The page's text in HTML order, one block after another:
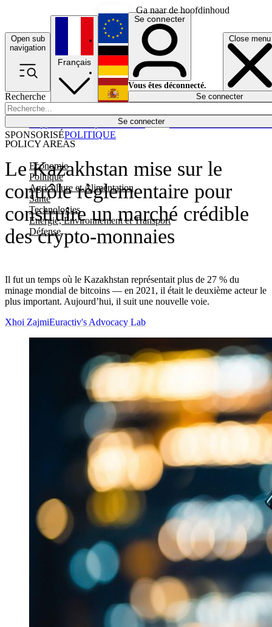
Ga naar de hoofdinhoud
Open sub
navigation
Close menu
Recherche
Se connecter
POLICY AREAS
Economie
Politique
Agriculture et Alimentation
Santé
Technologies
Energie, Environnement et Transport
Défense
Économie
Français
English
Deutsch
Español
Se connecter
Vous êtes déconnecté.
Se connecter
Le Kazakhstan mise sur le
contrôle règlementaire pour
construire un marché crédible
des crypto-monnaies
Il fut un temps où le Kazakhstan représentait plus de 27 % du
minage mondial de bitcoins — en 2021, il était le deuxième acteur le
plus important. Aujourd’hui, il suit une nouvelle voie.
SPONSORISÉPOLITIQUE
Xhoi ZajmiEuractiv's Advocacy Lab